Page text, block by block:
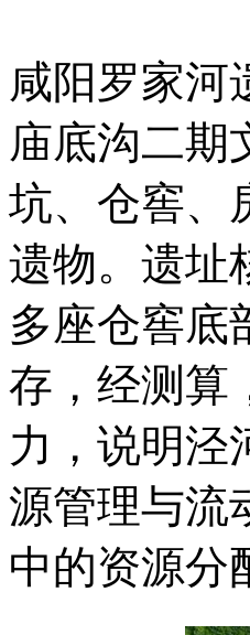
咸阳罗家河
庙底沟二期
坑、仓窖、
遗物。遗址
多座仓窖底
存，经测算
力，说明泾
源管理与流
中的资源分